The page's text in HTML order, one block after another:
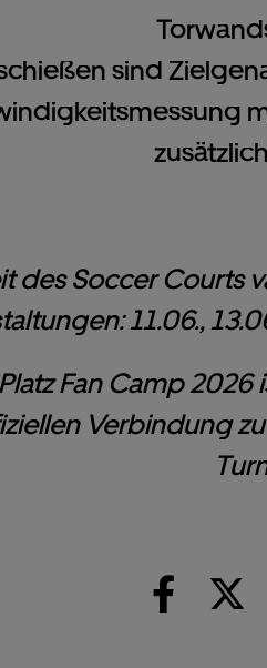
sind
des Soccer Courts
11.06.,
Fan Camp
Verbindung